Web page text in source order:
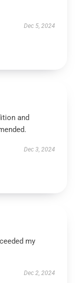
Dec 5, 2024
and
Dec 3, 2024
my
Dec 2, 2024